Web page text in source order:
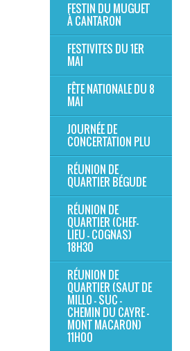
FESTIN DU MUGUET
À CANTARON
FESTIVITES DU 1ER
MAI
FÊTE NATIONALE DU 8
MAI
JOURNÉE DE
CONCERTATION PLU
RÉUNION DE
QUARTIER BÉGUDE
RÉUNION DE
QUARTIER (CHEF-
LIEU - COGNAS)
18H30
RÉUNION DE
QUARTIER (SAUT DE
MILLO - SUC -
CHEMIN DU CAYRE -
MONT MACARON)
11H00